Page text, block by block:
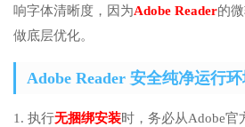
响字体清晰度，因为Adobe Reader的
做底层优化。
Adobe Reader 安全纯净运行
1. 执行无捆绑安装时，务必从Adobe官